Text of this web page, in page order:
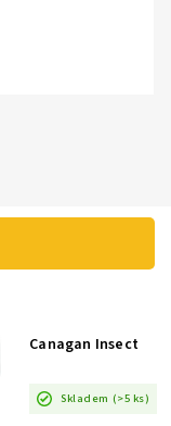
Canagan Insect
Skladem (>5 ks)